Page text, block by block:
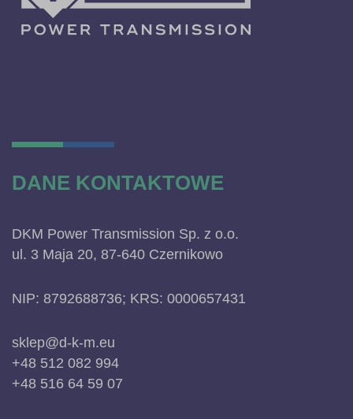
DANE KONTAKTOWE
DKM Power Transmission Sp. z o.o.
ul. 3 Maja 20, 87-640 Czernikowo
NIP: 8792688736; KRS: 0000657431
sklep@d-k-m.eu
+48 512 082 994
+48 516 64 59 07